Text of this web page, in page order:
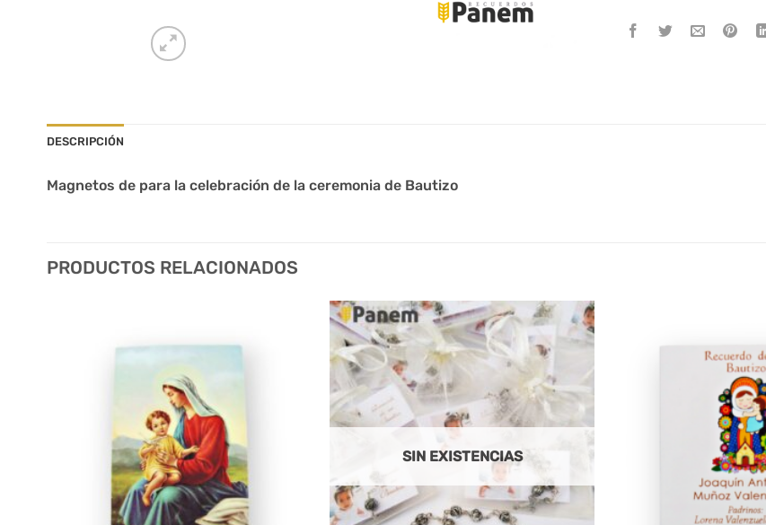
DESCRIPCIÓN
Magnetos de para la celebración de la ceremonia de Bautizo
PRODUCTOS RELACIONADOS
SIN EXISTENCIAS